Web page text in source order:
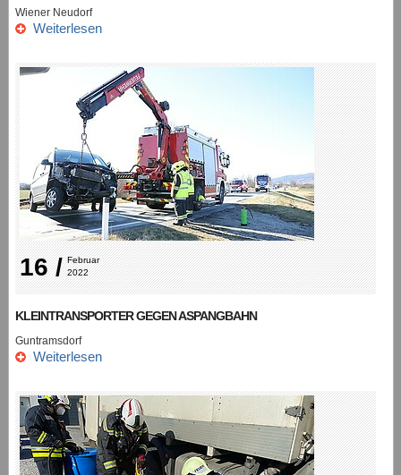
Wiener Neudorf
Weiterlesen
16 / Februar
2022
KLEINTRANSPORTER GEGEN ASPANGBAHN
Guntramsdorf
Weiterlesen